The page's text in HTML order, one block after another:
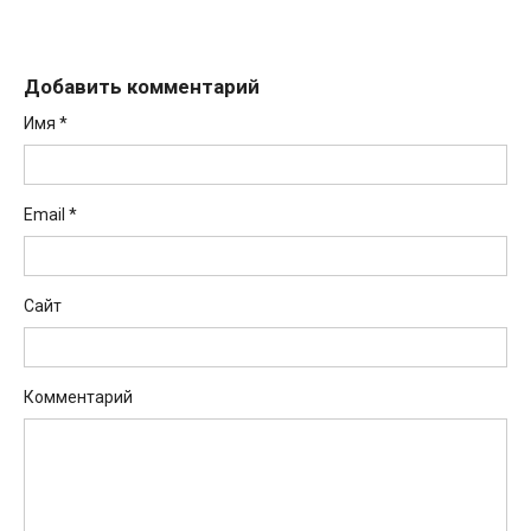
Добавить комментарий
Имя *
Email *
Сайт
Комментарий